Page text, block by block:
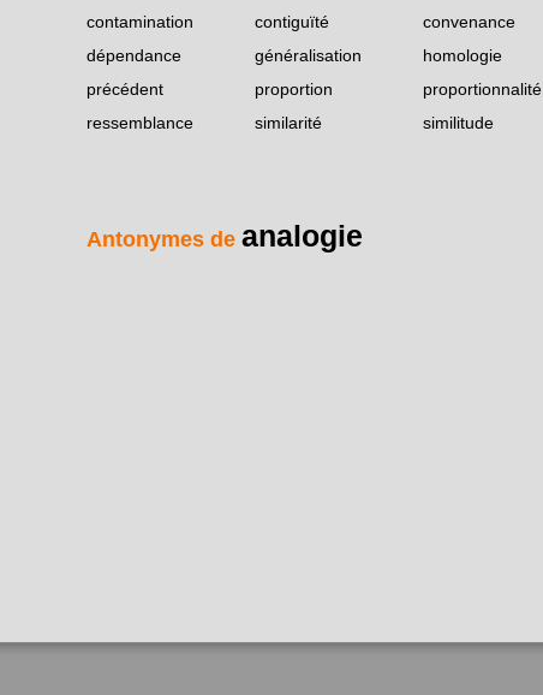
contamination
contiguïté convenance
dépendance
généralisation homologie
précédent
proportion proportionnalité
ressemblance
similarité similitude
Antonymes de analogie